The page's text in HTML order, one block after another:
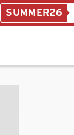
SUMMER26